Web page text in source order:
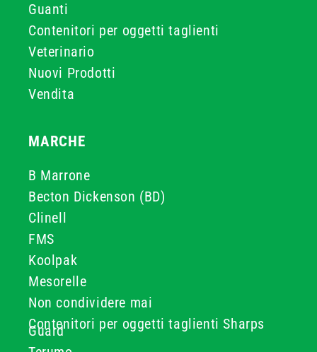
Guanti
Contenitori per oggetti taglienti
Veterinario
Nuovi Prodotti
Vendita
MARCHE
B Marrone
Becton Dickenson (BD)
Clinell
FMS
Koolpak
Mesorelle
Non condividere mai
Contenitori per oggetti taglienti Sharps
Guard